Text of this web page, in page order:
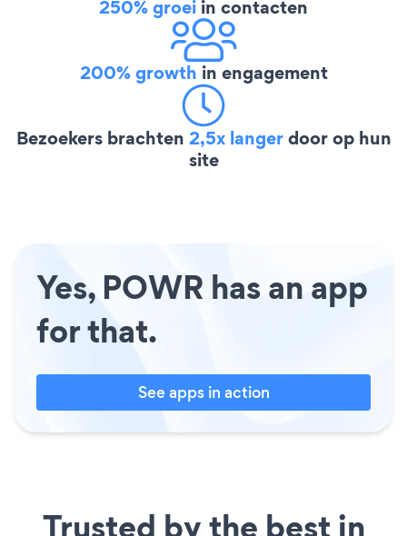
250% groei in contacten
200% growth in engagement
Bezoekers brachten 2,5x langerdoor op hun
site
Yes, POWR has an app
for that.
See apps in action
Trusted by the best in